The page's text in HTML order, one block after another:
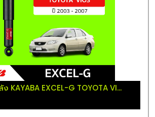
KAYABA EXCEL-G TOYOTA VI...